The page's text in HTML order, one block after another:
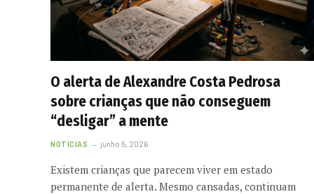
O alerta de Alexandre Costa Pedrosa
sobre crianças que não conseguem
“desligar” a mente
NOTÍCIAS junho 5, 2026
Existem crianças que parecem viver em estado
permanente de alerta. Mesmo cansadas, continuam